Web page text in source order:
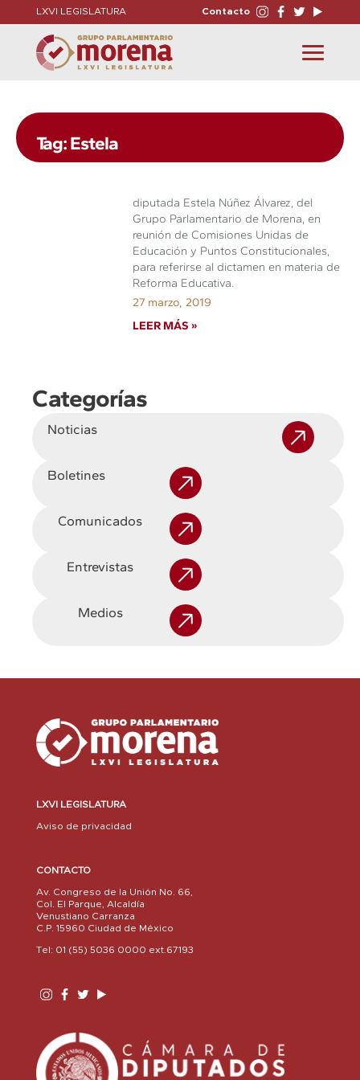
LXVI LEGISLATURA Contacto
Toggle
navigation
Tag: Estela
diputada Estela Núñez Álvarez, del
Grupo Parlamentario de Morena, en
reunión de Comisiones Unidas de
Educación y Puntos Constitucionales,
para referirse al dictamen en materia de
Reforma Educativa.
27 marzo, 2019
LEER MÁS »
Categorías
Noticias
Boletines
Comunicados
Entrevistas
Medios
LXVI LEGISLATURA
Aviso de privacidad
CONTACTO
Av. Congreso de la Unión No. 66,
Col. El Parque, Alcaldía
Venustiano Carranza
C.P. 15960 Ciudad de México
Tel: 01 (55) 5036 0000 ext.67193